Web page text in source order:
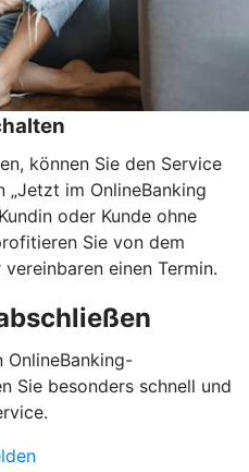
können Sie den Service
im OnlineBanking
oder Kunde ohne
Sie von dem
einen Termin.
OnlineBanking-
Sie besonders schnell und